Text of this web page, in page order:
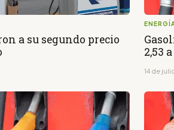
a su segundo precio
2,53
14 de